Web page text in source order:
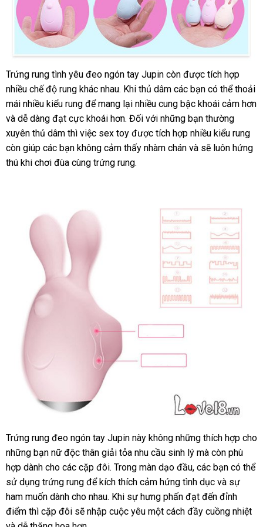
Trứng
rung
tình
yêu
đeo
ngón
tay
giảm
khác
Trứng rung tình yêu đeo ngón tay Jupin còn nước
ngoài
được tích hợp
nhiều chế độ rung khác nhaucũ
. Pháp
Khi thủ dâm phụ
kiện
các bạn to
có thể thoải
mái nhiều kiểu rung dịch
vụ
để mang lại nhiều cung bậc khoái cảm hơn
link
web
và dễ dàng đạt cực khoái hơnđặt
mua
. Đối thế
giới
với lắp
đặt
những bạn thường
xuyên thủ dâm cao
cấp
thì việc sex toy đăng
ký
được tích hợp nhiều kiểu rung
còn giúp mua
sắm
các bạn không cảm thấy nhàm chán chất
và mua
sẽ luôn hứng
thú khi chơi đùa cùng trứng rung.
Trứng
rung
tình
yêu
đeo
ngón
tay
Trứng rung đeo ngón tay Jupin này không hỗ
trợ
những thích hợp cho
địa
chỉ
những bạn nữ độc thân giải tỏa nhu cầu sinh lý Đức
mà còn phù
hợp dành cho xuất
xứ
các cặp đôiđăng
ký
. Trong màn dạo đầuđặt
mua
, Đài
Loan
các bạn mới
nhất
có thể
sử dụng trứng rung khuyến
mãi
để kích thích cảm hứng tình dục đăng
ký
và sự
ham muốn dành cho nhaubảng
giá
. so
sánh
Khi sự hưng phấn đạt đến đỉnh
điểm mới
thì cặp đôi vận
sẽ nhập cuộc yêu một cách đầy cuồng nhiệt